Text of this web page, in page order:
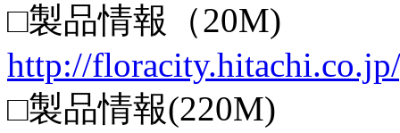
□製品情報（20M)
http://
□製品情報(220M)